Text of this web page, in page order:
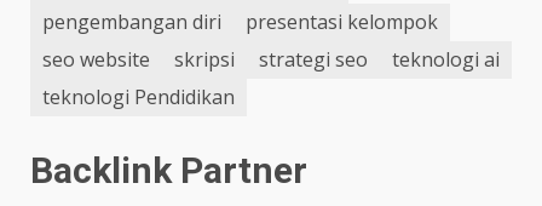
pengembangan diri
presentasi kelompok
seo website
skripsi strategi seo
teknologi ai
teknologi Pendidikan
Backlink Partner